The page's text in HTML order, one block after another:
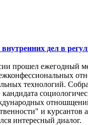
дел в
прошел ежегодный
технологий.
и
интересный диалог.